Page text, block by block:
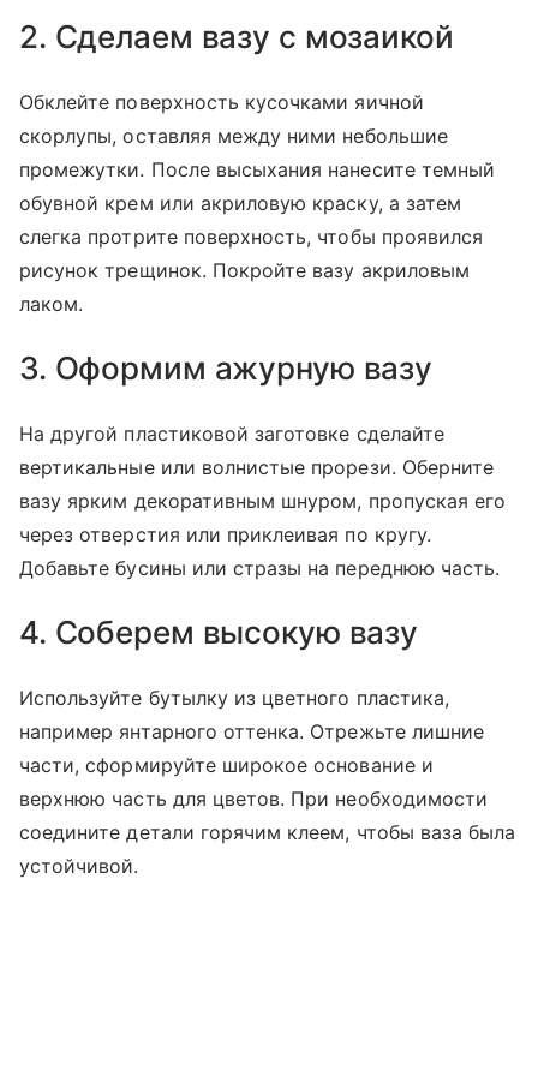
2. Сделаем вазу с мозаикой
Обклейте поверхность кусочками яичной
скорлупы, оставляя между ними небольшие
промежутки. После высыхания нанесите темный
обувной крем или акриловую краску, а затем
слегка протрите поверхность, чтобы проявился
рисунок трещинок. Покройте вазу акриловым
лаком.
3. Оформим ажурную вазу
На другой пластиковой заготовке сделайте
вертикальные или волнистые прорези. Оберните
вазу ярким декоративным шнуром, пропуская его
через отверстия или приклеивая по кругу.
Добавьте бусины или стразы на переднюю часть.
4. Соберем высокую вазу
Используйте бутылку из цветного пластика,
например янтарного оттенка. Отрежьте лишние
части, сформируйте широкое основание и
верхнюю часть для цветов. При необходимости
соедините детали горячим клеем, чтобы ваза была
устойчивой.